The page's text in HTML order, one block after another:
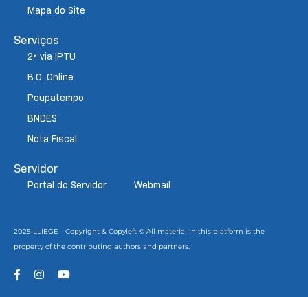
Mapa do Site
Serviços
2ª via IPTU
B.O. Online
Poupatempo
BNDES
Nota Fiscal
Servidor
Portal do Servidor Webmail
2025 LLIÈGE - Copyright & Copyleft © All material in this platform is the
property of the contributing authors and partners.